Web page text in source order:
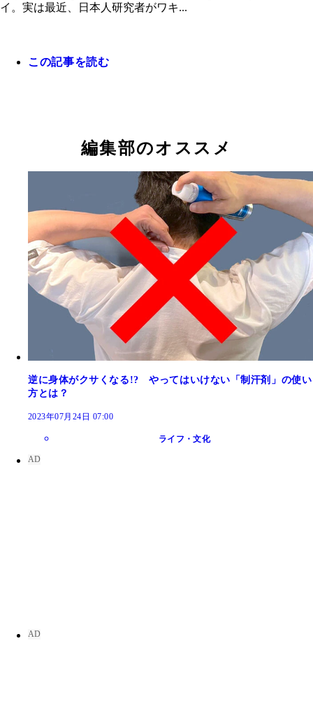
汗をかいたらこまめに拭き取ったり、消毒スプレ
イ。実は最近、日本人研究者がワキ...
この記事を読む
編集部のオススメ
逆に身体がクサくなる!? やってはいけない「制汗剤」の使い
方とは？
2023年07月24日 07:00
ライフ・文化